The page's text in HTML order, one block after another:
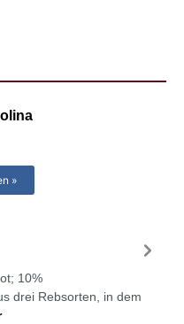
»
10%
drei Rebsorten, in dem